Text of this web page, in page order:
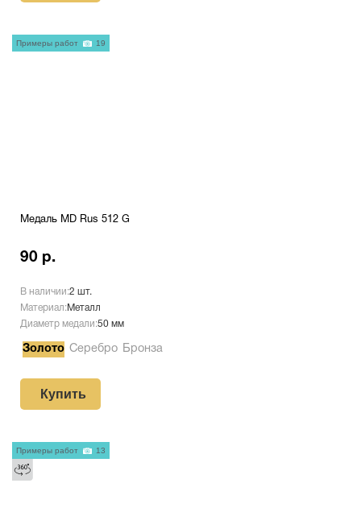
Медаль MD Rus 512 G
90 р.
В наличии:2 шт.
Материал:Металл
Диаметр медали:50 мм
Золото Серебро Бронза
Купить
Примеры работ 19
Примеры работ 13